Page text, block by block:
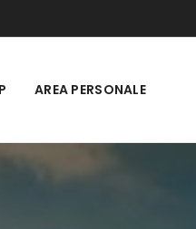
AREA PERSONALE